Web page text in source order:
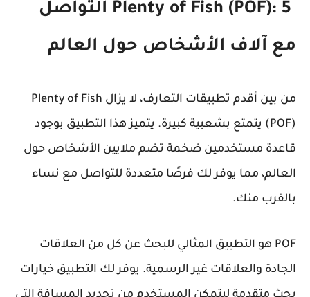
Plenty of Fish (POF): 5 التواصل
مع آلاف الأشخاص حول العالم
من بين أقدم تطبيقات التعارف، لا يزال Plenty of Fish
(POF) يتمتع بشعبية كبيرة. يتميز هذا التطبيق بوجود
قاعدة مستخدمين ضخمة تضم ملايين الأشخاص حول
العالم، مما يوفر لك فرصًا متعددة للتواصل مع نساء
بالقرب منك.
POF هو التطبيق المثالي للبحث عن كل من العلاقات
الجادة والعلاقات غير الرسمية. يوفر لك التطبيق خيارات